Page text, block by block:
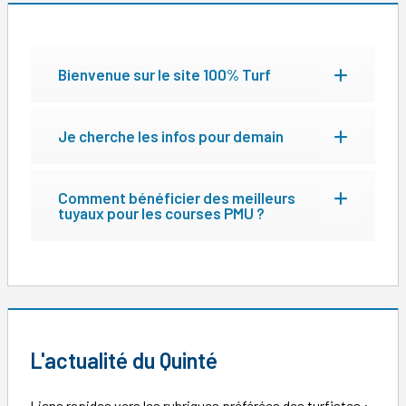
Bienvenue sur le site 100% Turf
Je cherche les infos pour demain
Comment bénéficier des meilleurs
tuyaux pour les courses PMU ?
L'actualité du Quinté